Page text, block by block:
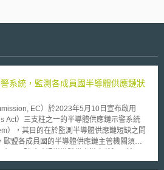
系統，監測各成員國半導體供應鏈狀
EC）於2023年5月10日宣布啟用
Act）三支柱之一的半導體供應鏈示警系統
），其目的在於監測半導體供應鏈短缺之問
組成，各成員國間訊息的流通相比於其他單